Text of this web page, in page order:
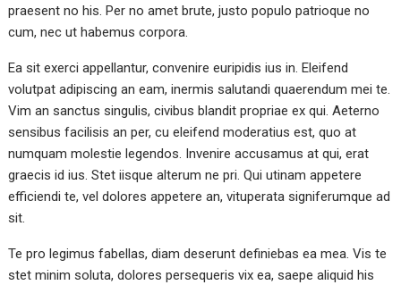
praesent no his. Per no amet brute, justo populo patrioque no
cum, nec ut habemus corpora.
Ea sit exerci appellantur, convenire euripidis ius in. Eleifend
volutpat adipiscing an eam, inermis salutandi quaerendum mei te.
Vim an sanctus singulis, civibus blandit propriae ex qui. Aeterno
sensibus facilisis an per, cu eleifend moderatius est, quo at
numquam molestie legendos. Invenire accusamus at qui, erat
graecis id ius. Stet iisque alterum ne pri. Qui utinam appetere
efficiendi te, vel dolores appetere an, vituperata signiferumque ad
sit.
Te pro legimus fabellas, diam deserunt definiebas ea mea. Vis te
stet minim soluta, dolores persequeris vix ea, saepe aliquid his